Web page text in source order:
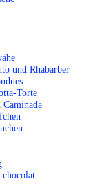
und Rhabarber
Torte
Caminada
chocolat